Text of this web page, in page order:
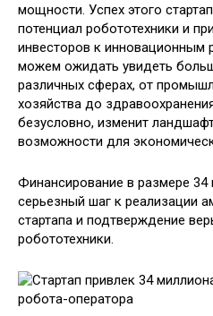
мощности. Успех этого
потенциал робототехники и
инвесторов к
можем ожидать увидеть
различных сферах, от
хозяйства до
безусловно, изменит
возможности для
Финансирование в размере
серьезный шаг к реализации
стартапа и подтверждение
робототехники.